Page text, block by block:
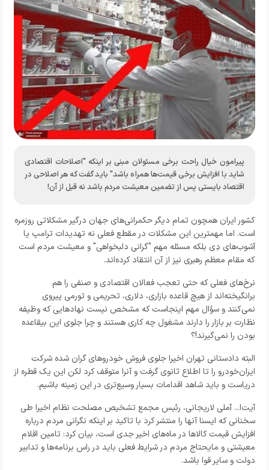
پیرامون خیال راحت برخی مسئولان مبنی بر اینکه "اصلاحات اقتصادی
شاید با افزایش برخی قیمت‌ها همراه باشد" باید گفت که هر اصلاحی در
اقتصاد بایستی پس از تضمین معیشت مردم باشد نه قبل از آن!
کشور ایران همچون تمام دیگر حکمرانی‌های جهان درگیر مشکلاتی روزمره
است. اما مهمترین این مشکلات در مقطع فعلی نه تهدیدات ترامپ یا
آشوب‌های دِی بلکه مسئله مهم "گرانی دلبخواهی" و معیشت مردم است
که مقام معظم رهبری نیز از آن انتقاد کرده‌اند.
نرخ‌های فعلی که حتی تعجب فعالان اقتصادی و صنفی را هم
برانگیخته‌اند از هیچ قاعده بازاری، دلاری، تحریمی و تورمی پیروی
نمی‌کنند و سؤال مهم اینجاست که مشخص نیست نهادهایی که وظیفه
نظارت بر بازار را دارند مشغول چه کاری هستند و چرا جلوی این بیقاعده
بودن را نمی‌گیرند!؟
البته دادستانی تهران اخیرا جلوی فروش خودروهای گران شده شرکت
ایران‌خودرو را تا اطلاع ثانوی گرفت و آنرا متوقف کرد لکن این یک قطره از
دریاست و باید شاهد اقدامات بسیار وسیع‌تری در این زمینه باشیم.
آیت‌ا... آملی لاریجانی، رئیس مجمع تشخیص مصلحت نظام اخیرا طی
سخنانی که ایسنا آنها را منتشر کرد با تاکید بر اینکه نگرانی مردم درباره
افزایش قیمت کالاها در ماه‌های اخیر جدی است، بیان کرد: تامین اقلام
معیشتی و مایحتاج مردم در شرایط فعلی باید در راس برنامه‌ها و تدابیر
دولت و سایر قوا باشد.